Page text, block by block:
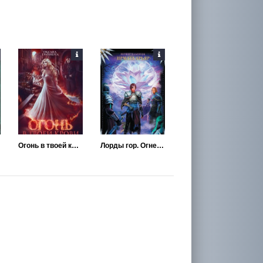
Огонь в твоей крови Лорды гор. Огненная кровь